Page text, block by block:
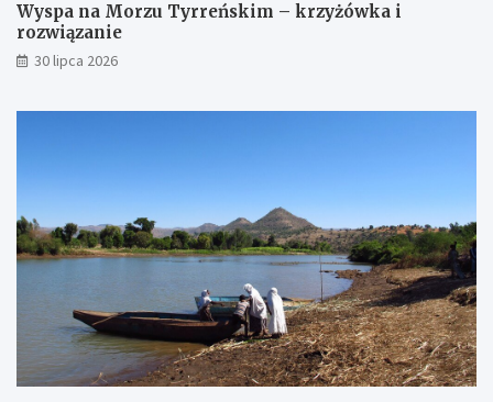
Wyspa na Morzu Tyrreńskim – krzyżówka i
rozwiązanie
30 lipca 2026